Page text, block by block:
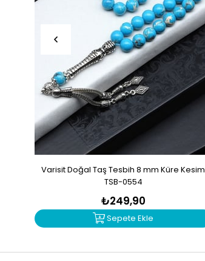
Varisit Doğal Taş Tesbih 8 mm Küre Kesim
TSB-0554
₺249,90
Sepete Ekle